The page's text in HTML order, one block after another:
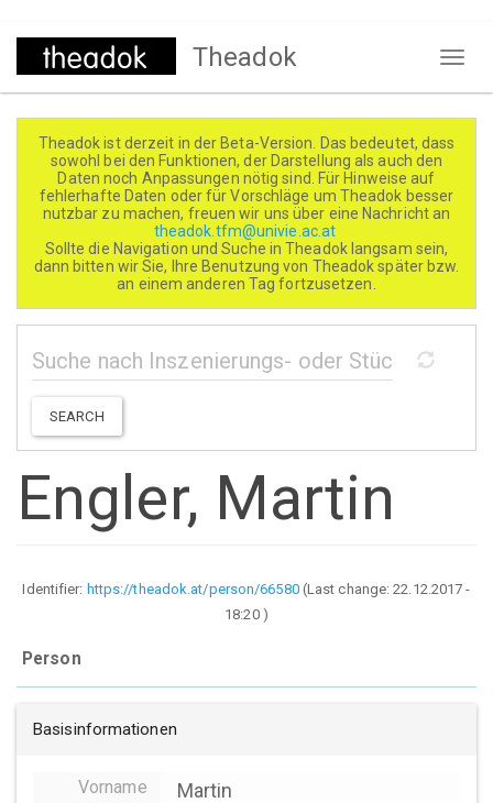
Direkt
Theadok
Theadok ist derzeit in der Beta-Version. Das bedeutet, dass
sowohl bei den Funktionen, der Darstellung als auch den
Daten noch Anpassungen nötig sind. Für Hinweise auf
fehlerhafte Daten oder für Vorschläge um Theadok besser
nutzbar zu machen, freuen wir uns über eine Nachricht an
theadok.tfm@univie.ac.at
Sollte die Navigation und Suche in Theadok langsam sein,
dann bitten wir Sie, Ihre Benutzung von Theadok später bzw.
an einem anderen Tag fortzusetzen.
SEARCH
Engler, Martin
Identifier: https://theadok.at/person/66580(Last change:22.12.2017 -
18:20)
Person
Basisinformationen
Vorname Martin